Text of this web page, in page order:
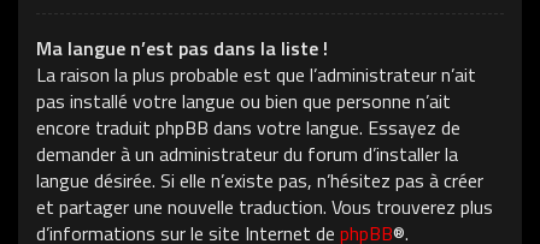
Ma langue n’est pas dans la liste !
La raison la plus probable est que l’administrateur n’ait
pas installé votre langue ou bien que personne n’ait
encore traduit phpBB dans votre langue. Essayez de
demander à un administrateur du forum d’installer la
langue désirée. Si elle n’existe pas, n’hésitez pas à créer
et partager une nouvelle traduction. Vous trouverez plus
d’informations sur le site Internet de phpBB®.